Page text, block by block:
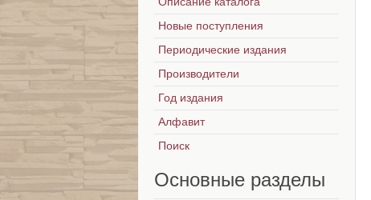
Новые поступления
Периодические издания
Производители
Год издания
Алфавит
Поиск
Основные разделы